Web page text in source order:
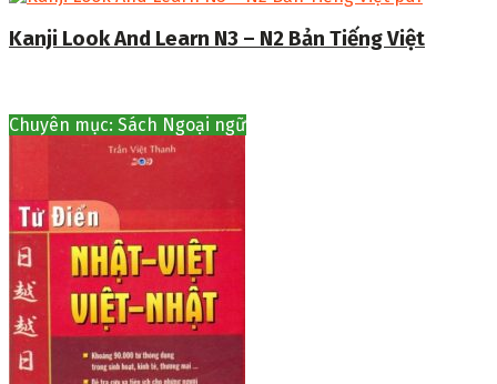
Kanji Look And Learn N3 – N2 Bản Tiếng Việt
Chuyên mục: Sách Ngoại ngữ